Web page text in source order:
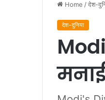
Home /देश-
देश-दुनिया